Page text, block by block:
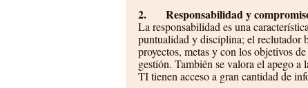
2.       Responsabilidad y
La responsabilidad es una
puntualidad y disciplina; el reclutador
proyectos, metas y con los objetivos
gestión. También se valora el apego
TI tienen acceso a gran cantidad de